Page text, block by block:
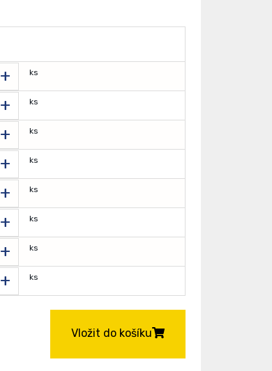
+ ks
+ ks
+ ks
+ ks
+ ks
+ ks
+ ks
+ ks
Vložit do košíku